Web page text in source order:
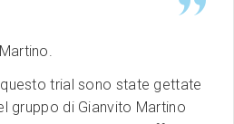
trial sono state gettate
gruppo di Gianvito Martino